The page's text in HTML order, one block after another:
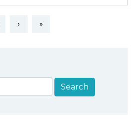
› »